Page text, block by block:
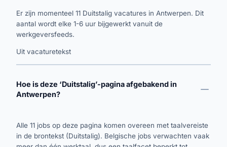
Er zijn momenteel 11 Duitstalig vacatures in Antwerpen. Dit
aantal wordt elke 1-6 uur bijgewerkt vanuit de
werkgeversfeeds.
Uit vacaturetekst
Hoe is deze ‘Duitstalig’-pagina afgebakend in
Antwerpen?
Alle 11 jobs op deze pagina komen overeen met taalvereiste
in de brontekst (Duitstalig). Belgische jobs verwachten vaak